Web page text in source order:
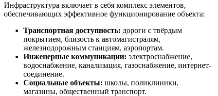
Инфраструктура включает в себя комплекс элементов,
обеспечивающих эффективное функционирование объекта:
Транспортная доступность: дороги с твёрдым
покрытием, близость к автомагистралям,
железнодорожным станциям, аэропортам.
Инженерные коммуникации: электроснабжение,
водоснабжение, канализация, газоснабжение, интернет-
соединение.
Социальные объекты: школы, поликлиники,
магазины, общественный транспорт.